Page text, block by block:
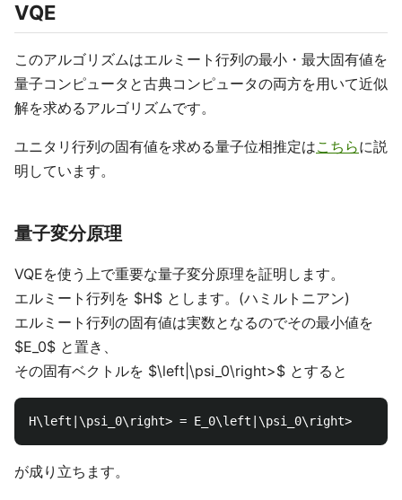
VQE
このアルゴリズムはエルミート行列の最小・最大固有値を
量子コンピュータと古典コンピュータの両方を用いて近似
解を求めるアルゴリズムです。
ユニタリ行列の固有値を求める量子位相推定はこちらに説
明しています。
量子変分原理
VQEを使う上で重要な量子変分原理を証明します。
エルミート行列を $H$ とします。(ハミルトニアン)
エルミート行列の固有値は実数となるのでその最小値を
$E_0$ と置き、
その固有ベクトルを $\left|\psi_0\right>$ とすると
が成り立ちます。